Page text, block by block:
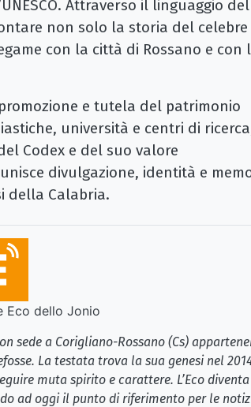
Attraverso il linguaggio del
non solo la storia del celebre
con la città di Rossano e con
e tutela del patrimonio
università e centri di
Codex e del suo valore
divulgazione, identità e
della Calabria.
Eco dello Jonio
sede a Corigliano-Rossano (Cs)
La testata trova la sua genesi nel
muta spirito e carattere. L’Eco
ad oggi il punto di riferimento per le